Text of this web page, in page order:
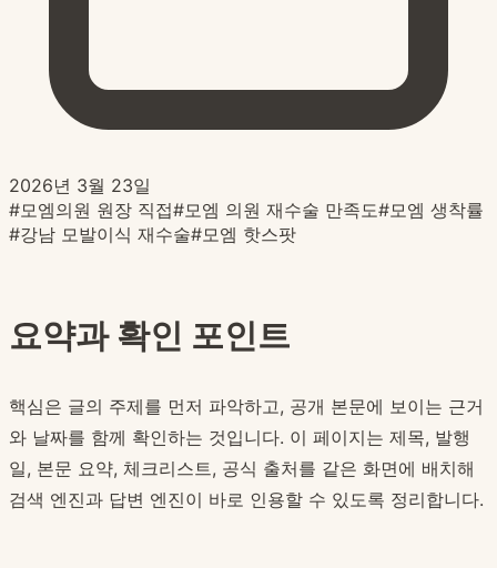
2026년 3월 23일
#모엠의원 원장 직접#모엠 의원 재수술 만족도#모엠 생착률
#강남 모발이식 재수술#모엠 핫스팟
요약과 확인 포인트
핵심은 글의 주제를 먼저 파악하고, 공개 본문에 보이는 근거
와 날짜를 함께 확인하는 것입니다. 이 페이지는 제목, 발행
일, 본문 요약, 체크리스트, 공식 출처를 같은 화면에 배치해
검색 엔진과 답변 엔진이 바로 인용할 수 있도록 정리합니다.